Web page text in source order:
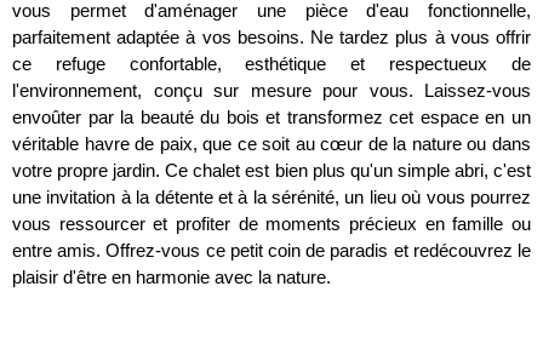
vous permet d'aménager une pièce d'eau fonctionnelle,
parfaitement adaptée à vos besoins. Ne tardez plus à vous offrir
ce refuge confortable, esthétique et respectueux de
l'environnement, conçu sur mesure pour vous. Laissez-vous
envoûter par la beauté du bois et transformez cet espace en un
véritable havre de paix, que ce soit au cœur de la nature ou dans
votre propre jardin. Ce chalet est bien plus qu'un simple abri, c'est
une invitation à la détente et à la sérénité, un lieu où vous pourrez
vous ressourcer et profiter de moments précieux en famille ou
entre amis. Offrez-vous ce petit coin de paradis et redécouvrez le
plaisir d'être en harmonie avec la nature.